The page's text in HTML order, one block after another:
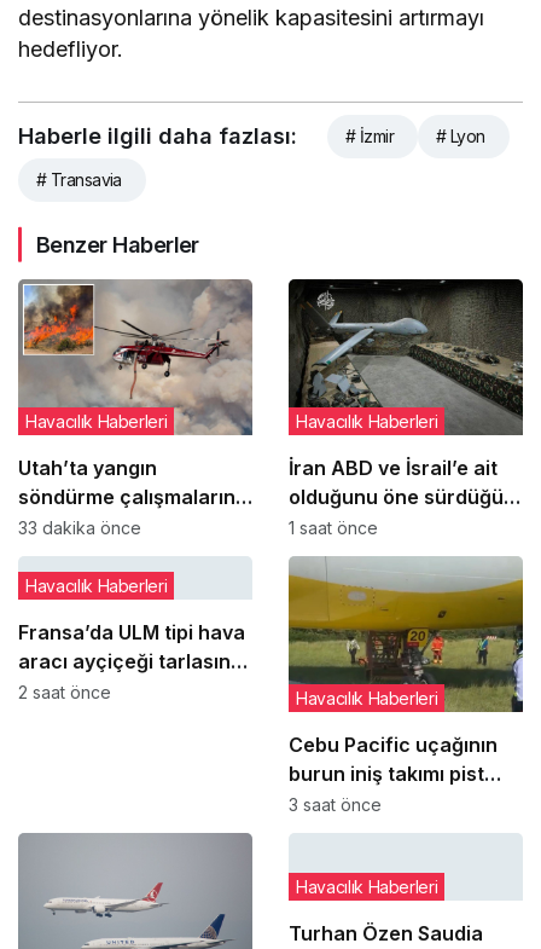
destinasyonlarına yönelik kapasitesini artırmayı
hedefliyor.
Haberle ilgili daha fazlası: # İzmir # Lyon
# Transavia
Benzer Haberler
Utah’ta yangın
söndürme çalışmalarına
katılan helikopter düştü:
2 pilot hayatını kaybetti
Havacılık Haberleri
33 dakika önce
İran ABD ve İsrail’e ait
olduğunu öne sürdüğü
hava araçlarının
enkazlarını sergiledi
Havacılık Haberleri
1 saat önce
Fransa’da ULM tipi hava
aracı ayçiçeği tarlasına
‘paraşüt sistemini’
Havacılık Haberleri
2 saat önce
Cebu Pacific uçağının
burun iniş takımı pist
dönüşünde çim alana
çıktı
Havacılık Haberleri
3 saat önce
Turhan Özen Saudia
Havacılık Haberleri